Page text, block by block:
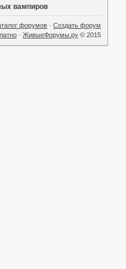
вампиров
форумов · Создать форум
· ЖивыеФорумы.ру © 2015